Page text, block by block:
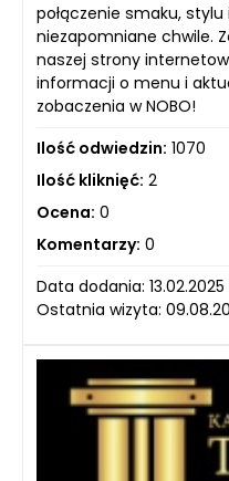
połączenie smaku,
niezapomniane chwile.
naszej strony
informacji o menu i
zobaczenia w NOBO!
Ilość odwiedzin: 1070
Ilość kliknięć: 2
Ocena: 0
Komentarzy: 0
Data dodania: 13.02.2025
Ostatnia wizyta: